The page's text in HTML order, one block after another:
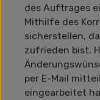
des Auftrages
Mithilfe des
sicherstellen,
zufrieden bist.
per E-Mail
eingearbeitet